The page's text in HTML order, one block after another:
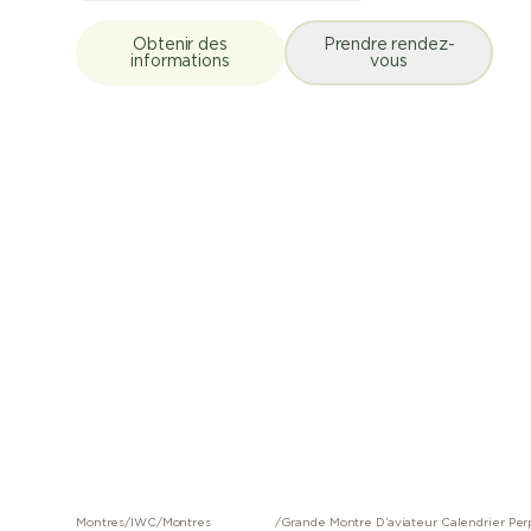
Obtenir des
informations
Prendre rendez-
vous
Montres/ IWC/Montres
/